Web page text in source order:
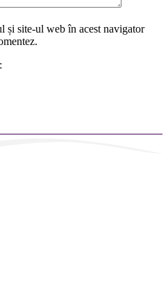
și site-ul web în acest navigator